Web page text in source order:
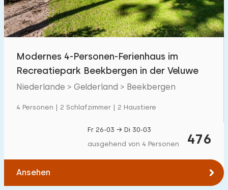
Modernes 4-Personen-Ferienhaus im
Recreatiepark Beekbergen in der Veluwe
Niederlande > Gelderland > Beekbergen
4 Personen | 2 Schlafzimmer | 2 Haustiere
476
Fr 26-03 → Di 30-03
ausgehend von 4 Personen
Ansehen